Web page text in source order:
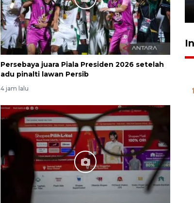
Persebaya juara Piala Presiden 2026 setelah
adu pinalti lawan Persib
4 jam lalu
26 Juli 2026 21:18